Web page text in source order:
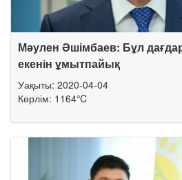
Мәулен Әшімбаев: Бұл
екенін ұмытпайық
Уақыты: 2020-04-04
Көрлім: 1164℃